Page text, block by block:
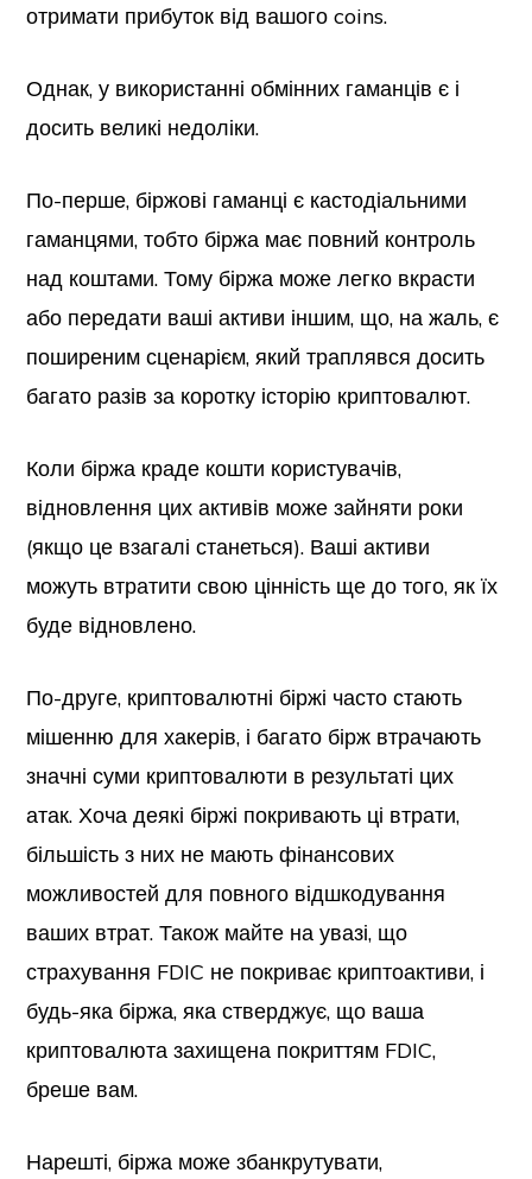
отримати прибуток від вашого coins.
Однак, у використанні обмінних гаманців є і
досить великі недоліки.
По-перше, біржові гаманці є кастодіальними
гаманцями, тобто біржа має повний контроль
над коштами. Тому біржа може легко вкрасти
або передати ваші активи іншим, що, на жаль, є
поширеним сценарієм, який траплявся досить
багато разів за коротку історію криптовалют.
Коли біржа краде кошти користувачів,
відновлення цих активів може зайняти роки
(якщо це взагалі станеться). Ваші активи
можуть втратити свою цінність ще до того, як їх
буде відновлено.
По-друге, криптовалютні біржі часто стають
мішенню для хакерів, і багато бірж втрачають
значні суми криптовалюти в результаті цих
атак. Хоча деякі біржі покривають ці втрати,
більшість з них не мають фінансових
можливостей для повного відшкодування
ваших втрат. Також майте на увазі, що
страхування FDIC не покриває криптоактиви, і
будь-яка біржа, яка стверджує, що ваша
криптовалюта захищена покриттям FDIC,
бреше вам.
Нарешті, біржа може збанкрутувати,